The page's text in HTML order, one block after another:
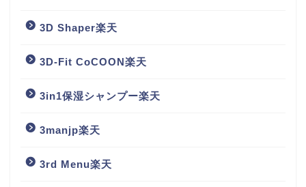
3D Shaper楽天
3D-Fit CoCOON楽天
3in1保湿シャンプー楽天
3manjp楽天
3rd Menu楽天